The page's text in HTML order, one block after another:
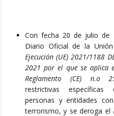
Con fecha 20 de julio de
Diario Oficial de la
Ejecución (UE) 2021/1188
2021 por el que se aplica
Reglamento (CE) n.o
restrictivas específicas
personas y entidades
terrorismo, y se deroga el